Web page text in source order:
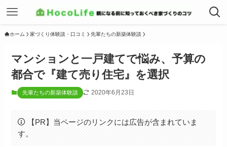
ホーム 家づくり体験談・口コミ 先輩たちの新築体験談
マンションと一戸建てで悩み、予算の
都合で『建て売り住宅』を選択
先輩たちの新築体験談 2020年6月23日
【PR】当ページのリンクには広告が含まれていま
す。